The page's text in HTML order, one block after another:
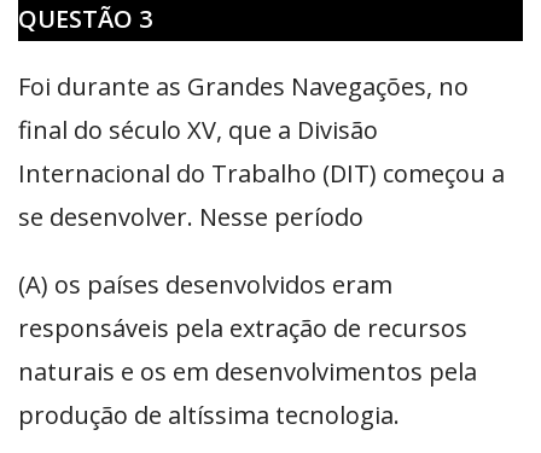
QUESTÃO 3
Foi durante as Grandes Navegações, no
final do século XV, que a Divisão
Internacional do Trabalho (DIT) começou a
se desenvolver. Nesse período
(A) os países desenvolvidos eram
responsáveis pela extração de recursos
naturais e os em desenvolvimentos pela
produção de altíssima tecnologia.